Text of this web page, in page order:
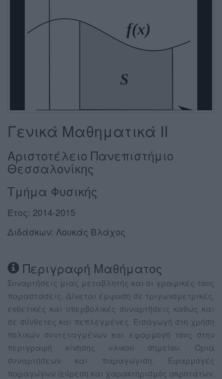
Γενικά Μαθηματικά ΙI
Αριστοτέλειο Πανεπιστήμιο
Θεσσαλονίκης
Τμήμα Φυσικής
Έτος: 2014-2015
Διδάσκων: Λουκάς Βλάχος
Περιγραφή Μαθήματος
Συναρτήσεις μιας μεταβλητής και οι γραφικές τους
παραστάσεις. Δίνεται έμφαση σε τριγωνομετρικές,
εκθετικές και υπερβολικές συναρτήσεις καθώς και
σε σύνθετες και πεπλεγμένες. Εισαγωγή στη χρήση
πολικών συντεταγμένων και εφαρμογή τους στην
περιγραφή κίνησης υλικού σημείου. Όρια
συναρτήσεων και παραγώγιση. Εφαρμογές
παραγώγων (εύρεση και χαρακτηρισμός ακροτάτων,